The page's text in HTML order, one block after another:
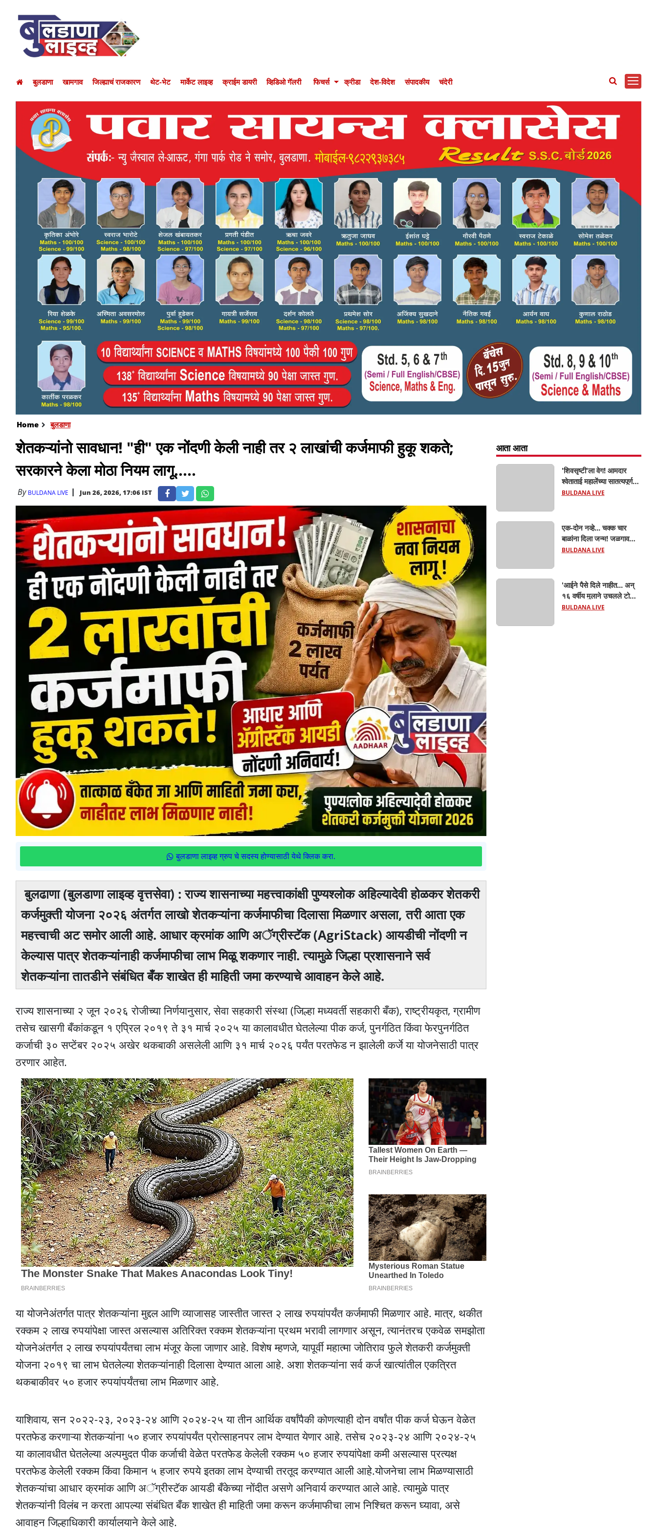
बुलडाणा खामगाव जिल्ह्याचं राजकारण थेट-भेट मार्केट लाइव्ह क्राईम डायरी व्हिडिओ गॅलरी फिचर्स क्रीडा देश-विदेश संपादकीय चंदेरी
Home बुलडाणा
शेतकऱ्यांनो सावधान! "ही" एक नोंदणी केली नाही तर २ लाखांची कर्जमाफी हुकू शकते;
सरकारने केला मोठा नियम लागू.....
By BULDANA LIVE Jun 26, 2026, 17:06 IST
बुलडाणा लाइव्ह ग्रुप चे सदस्य होण्यासाठी येथे क्लिक करा.
बुलढाणा (बुलडाणा लाइव्ह वृत्तसेवा) : राज्य शासनाच्या महत्त्वाकांक्षी पुण्यश्लोक अहिल्यादेवी होळकर शेतकरी
कर्जमुक्ती योजना २०२६ अंतर्गत लाखो शेतकऱ्यांना कर्जमाफीचा दिलासा मिळणार असला, तरी आता एक
महत्त्वाची अट समोर आली आहे. आधार क्रमांक आणि अॅग्रीस्टॅक (AgriStack) आयडीची नोंदणी न
केल्यास पात्र शेतकऱ्यांनाही कर्जमाफीचा लाभ मिळू शकणार नाही. त्यामुळे जिल्हा प्रशासनाने सर्व
शेतकऱ्यांना तातडीने संबंधित बँक शाखेत ही माहिती जमा करण्याचे आवाहन केले आहे.
राज्य शासनाच्या २ जून २०२६ रोजीच्या निर्णयानुसार, सेवा सहकारी संस्था (जिल्हा मध्यवर्ती सहकारी बँक), राष्ट्रीयकृत, ग्रामीण
तसेच खासगी बँकांकडून १ एप्रिल २०१९ ते ३१ मार्च २०२५ या कालावधीत घेतलेल्या पीक कर्ज, पुनर्गठित किंवा फेरपुनर्गठित
कर्जाची ३० सप्टेंबर २०२५ अखेर थकबाकी असलेली आणि ३१ मार्च २०२६ पर्यंत परतफेड न झालेली कर्जे या योजनेसाठी पात्र
ठरणार आहेत.
या योजनेअंतर्गत पात्र शेतकऱ्यांना मुद्दल आणि व्याजासह जास्तीत जास्त २ लाख रुपयांपर्यंत कर्जमाफी मिळणार आहे. मात्र, थकीत
रक्कम २ लाख रुपयांपेक्षा जास्त असल्यास अतिरिक्त रक्कम शेतकऱ्यांना प्रथम भरावी लागणार असून, त्यानंतरच एकवेळ समझोता
योजनेअंतर्गत २ लाख रुपयांपर्यंतचा लाभ मंजूर केला जाणार आहे. विशेष म्हणजे, यापूर्वी महात्मा जोतिराव फुले शेतकरी कर्जमुक्ती
योजना २०१९ चा लाभ घेतलेल्या शेतकऱ्यांनाही दिलासा देण्यात आला आहे. अशा शेतकऱ्यांना सर्व कर्ज खात्यांतील एकत्रित
थकबाकीवर ५० हजार रुपयांपर्यंतचा लाभ मिळणार आहे.
याशिवाय, सन २०२२-२३, २०२३-२४ आणि २०२४-२५ या तीन आर्थिक वर्षांपैकी कोणत्याही दोन वर्षांत पीक कर्ज घेऊन वेळेत
परतफेड करणाऱ्या शेतकऱ्यांना ५० हजार रुपयांपर्यंत प्रोत्साहनपर लाभ देण्यात येणार आहे. तसेच २०२३-२४ आणि २०२४-२५
या कालावधीत घेतलेल्या अल्पमुदत पीक कर्जाची वेळेत परतफेड केलेली रक्कम ५० हजार रुपयांपेक्षा कमी असल्यास प्रत्यक्ष
परतफेड केलेली रक्कम किंवा किमान ५ हजार रुपये इतका लाभ देण्याची तरतूद करण्यात आली आहे.योजनेचा लाभ मिळण्यासाठी
शेतकऱ्यांचा आधार क्रमांक आणि अॅग्रीस्टॅक आयडी बँकेच्या नोंदीत असणे अनिवार्य करण्यात आले आहे. त्यामुळे पात्र
शेतकऱ्यांनी विलंब न करता आपल्या संबंधित बँक शाखेत ही माहिती जमा करून कर्जमाफीचा लाभ निश्चित करून घ्यावा, असे
आवाहन जिल्हाधिकारी कार्यालयाने केले आहे.
आता आता
'शिवसृष्टी'ला वेग! आमदार
श्वेताताई महालेंच्या सातत्यपूर्ण
पाठपुराव्याला मोठे यश; चिखलीत
हेरिटेज थीम पार्क',
BULDANA LIVE
एक-दोन नव्हे... चक्क चार
बाळांना दिला जन्म! जळगाव
तालुक्यातील आदिवासी महिलेची
चक्रावले
BULDANA LIVE
'आईने पैसे दिले नाहीत... अन्
१६ वर्षीय मुलाने उचलले टोकाचे
पाऊल! जळगाव जामोदमध्ये
BULDANA LIVE